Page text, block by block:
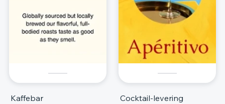
Kaffebar Cocktail-levering